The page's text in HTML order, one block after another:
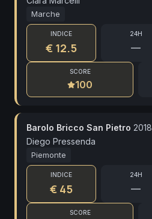
Marche
INDICE
€ 12.5
24H
—
SCORE
100
Barolo Bricco San Pietro 2018
Diego Pressenda
Piemonte
INDICE
€ 45
24H
—
SCORE